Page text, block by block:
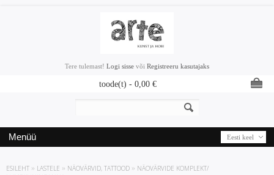
Tere tulemast! Logi sisse või Registreeru kasutajaks
toode(t) - 0,00€
Eesti keel
Menüü
ESILEHT » LASTELE » NÄOVÄRVID, TATTOOD » NÄOVÄRVIDE KOMPLEKT/